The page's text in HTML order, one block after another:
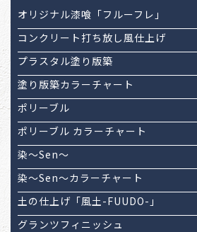
オリジナル漆喰「フルーフレ」
コンクリート打ち放し風仕上げ
プラスタル塗り版築
塗り版築カラーチャート
ポリーブル
ポリーブル カラーチャート
染～Sen～
染～Sen～カラーチャート
土の仕上げ「風土-FUUDO-」
グランツフィニッシュ